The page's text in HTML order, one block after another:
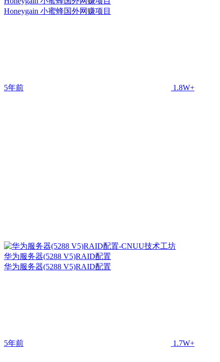
Honeygain 小蜜蜂国外网赚项目
5年前 1.8W+
华为服务器(5288 V5)RAID配置
华为服务器(5288 V5)RAID配置
5年前 1.7W+